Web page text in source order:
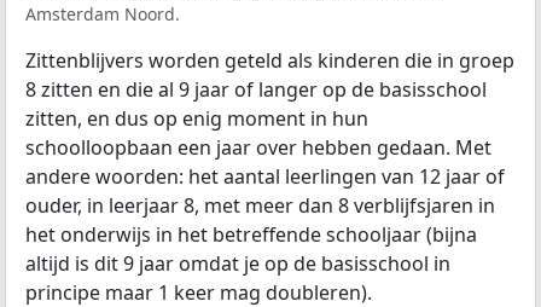
Amsterdam Noord.
Zittenblijvers worden geteld als kinderen die in groep
8 zitten en die al 9 jaar of langer op de basisschool
zitten, en dus op enig moment in hun
schoolloopbaan een jaar over hebben gedaan. Met
andere woorden: het aantal leerlingen van 12 jaar of
ouder, in leerjaar 8, met meer dan 8 verblijfsjaren in
het onderwijs in het betreffende schooljaar (bijna
altijd is dit 9 jaar omdat je op de basisschool in
principe maar 1 keer mag doubleren).